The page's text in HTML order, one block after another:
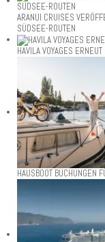
ARANUI CRUISES
SÜDSEE-ROUTEN
HAVILA VOYAGES
HAUSBOOT BUCHUNGEN